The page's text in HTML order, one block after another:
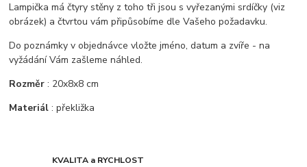
KVALITA a RYCHLOST
Lampička má čtyry stěny z toho tři jsou s vyřezanými srdíčky (viz
obrázek) a čtvrtou vám připůsobíme dle Vašeho požadavku.
Do poznámky v objednávce vložte jméno, datum a zvíře - na
vyžádání Vám zašleme náhled.
Rozměr: 20x8x8 cm
Materiál: překližka